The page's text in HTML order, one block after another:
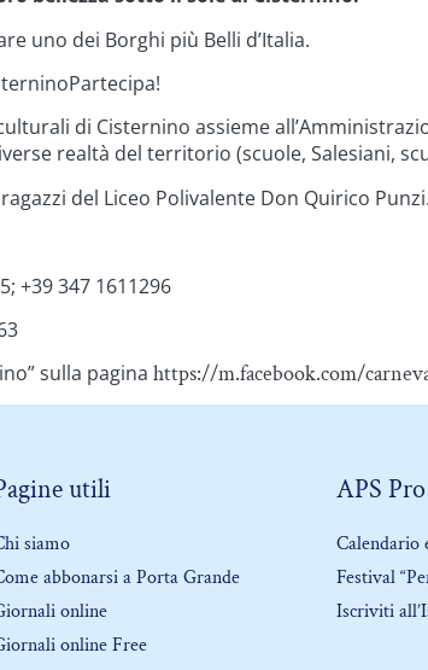
uno dei Borghi più Belli d’Italia.
di Cisternino assieme
realtà del territorio (scuole, Salesiani,
del Liceo Polivalente Don Quirico Punzi.
+39 347 1611296
sulla pagina https://m.facebook.com/
utili
siamo
abbonarsi a Porta Grande
online
online Free
APS
Calendario
Festival
Iscriviti